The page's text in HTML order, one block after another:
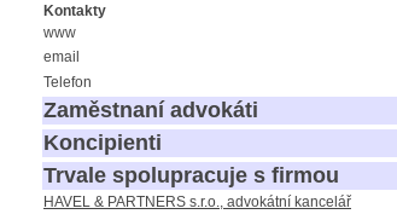
Kontakty
www
email
Telefon
Zaměstnaní advokáti
Koncipienti
Trvale spolupracuje s firmou
HAVEL & PARTNERS s.r.o., advokátní kancelář